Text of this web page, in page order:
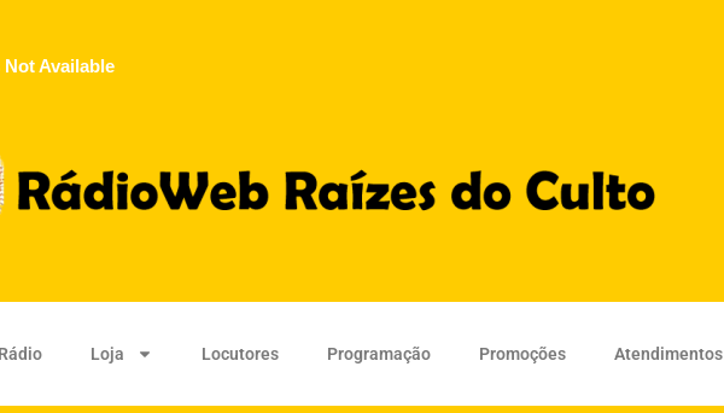
Available
Loja Locutores Programação Promoções Atendimentos